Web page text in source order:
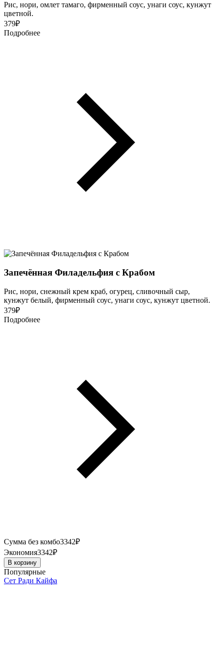
Рис, нори, омлет тамаго, фирменный соус, унаги соус, кунжут
цветной.
379₽
Подробнее
Запечённая Филадельфия с Крабом
Рис, нори, снежный крем краб, огурец, сливочный сыр,
кунжут белый, фирменный соус, унаги соус, кунжут цветной.
379₽
Подробнее
Сумма без комбо3342₽
Экономия3342₽
В корзину
Популярные
Сет Ради Кайфа